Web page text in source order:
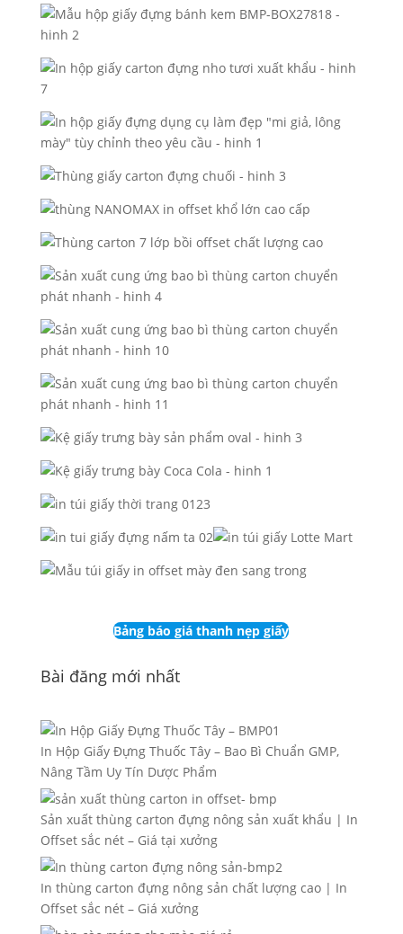
Bảng báo giá thanh nẹp giấy
Bài đăng mới nhất
In Hộp Giấy Đựng Thuốc Tây – Bao Bì Chuẩn GMP,
Nâng Tầm Uy Tín Dược Phẩm
Sản xuất thùng carton đựng nông sản xuất khẩu | In
Offset sắc nét – Giá tại xưởng
In thùng carton đựng nông sản chất lượng cao | In
Offset sắc nét – Giá xưởng